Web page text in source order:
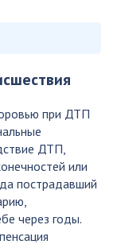
при ДТП
ДТП,
или
пострадавший
через годы.